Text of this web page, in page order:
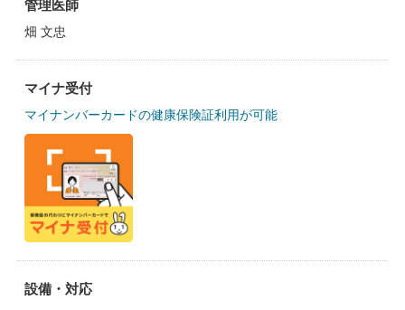
管理医師
畑 文忠
マイナ受付
マイナンバーカードの健康保険証利用が可能
設備・対応